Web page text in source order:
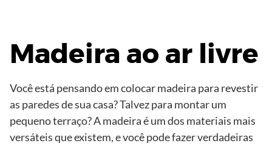
Madeira ao ar livre
Você está pensando em colocar madeira para revestir
as paredes de sua casa? Talvez para montar um
pequeno terraço? A madeira é um dos materiais mais
versáteis que existem, e você pode fazer verdadeiras